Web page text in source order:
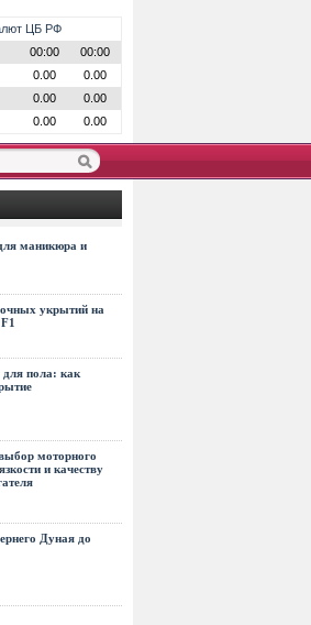
ЦБ РФ
00:00
00:00
0.00
0.00
0.00
0.00
0.00 0.00
маникюра и
укрытий на
для пола: как
моторного
и качеству
Дуная до